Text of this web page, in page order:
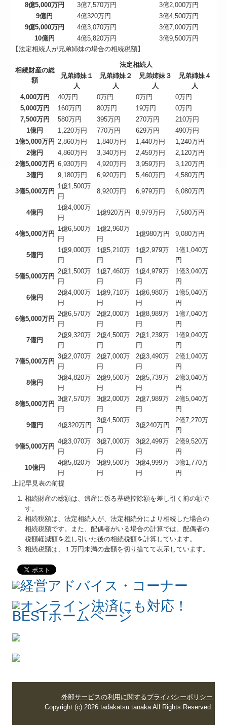
8億5,000万円
3億7,570万円
3億2,000万円
9億円
4億320万円
3億4,500万円
9億5,000万円
4億3,070万円
3億7,000万円
10億円
4億5,820万円
3億9,500万円
【法定相続人が兄弟姉妹の場合の相続税額】
相続財産の総
額
法定相続人
兄弟姉妹１
人
兄弟姉妹２
人
兄弟姉妹３
人
兄弟姉妹４
人
4,000万円
40万円 0万円 0万円
0万円
5,000万円
160万円 80万円 19万円
0万円
7,500万円
580万円 395万円 270万円
210万円
1億円
1,220万円 770万円 629万円
490万円
1億5,000万円 2,860万円 1,840万円 1,440万円
1,240万円
2億円
4,860万円 3,340万円 2,459万円
2,120万円
2億5,000万円 6,930万円 4,920万円 3,959万円
3,120万円
3億円
9,180万円 6,920万円 5,460万円 4,580万円
3億5,000万円
1億1,500万
円
8,920万円 6,979万円 6,080万円
4億円
1億4,000万
円
1億920万円 8,979万円 7,580万円
4億5,000万円
1億6,500万
円
1億2,960万
円
1億980万円 9,080万円
5億円
1億9,000万
円
1億5,210万
円
1億2,979万
円
1億1,040万
円
5億5,000万円
2億1,500万
円
1億7,460万
円
1億4,979万
円
1億3,040万
円
6億円
2億4,000万
円
1億9,710万
円
1億6,980万
円
1億5,040万
円
6億5,000万円
2億6,570万
円
2億2,000万
円
1億8,989万
円
1億7,040万
円
7億円
2億9,320万
円
2億4,500万
円
2億1,239万
円
1億9,040万
円
7億5,000万円
3億2,070万
円
2億7,000万
円
2億3,490万
円
2億1,040万
円
8億円
3億4,820万
円
2億9,500万
円
2億5,739万
円
2億3,040万
円
8億5,000万円
3億7,570万
円
3億2,000万
円
2億7,989万
円
2億5,040万
円
9億円 4億320万円
3億4,500万
円
3億240万円
2億7,270万
円
9億5,000万円
4億3,070万
円
3億7,000万
円
3億2,499万
円
2億9,520万
円
10億円
4億5,820万
円
3億9,500万
円
3億4,999万
円
3億1,770万
円
上記早見表の前提
相続財産の総額は、遺産に係る基礎控除額を差し引く前の額で
す。
相続税額は、法定相続人が、法定相続分により相続した場合の
相続税額です。また、配偶者がいる場合の計算では、配偶者の
税額軽減額を差し引いた後の相続税額を計算しています。
相続税額は、１万円未満の金額を切り捨てて表示しています。
外部サービスの利用に関するプライバシーポリシー
Copyright (c) 2026 tadakatsu tanaka All Rights Reserved.